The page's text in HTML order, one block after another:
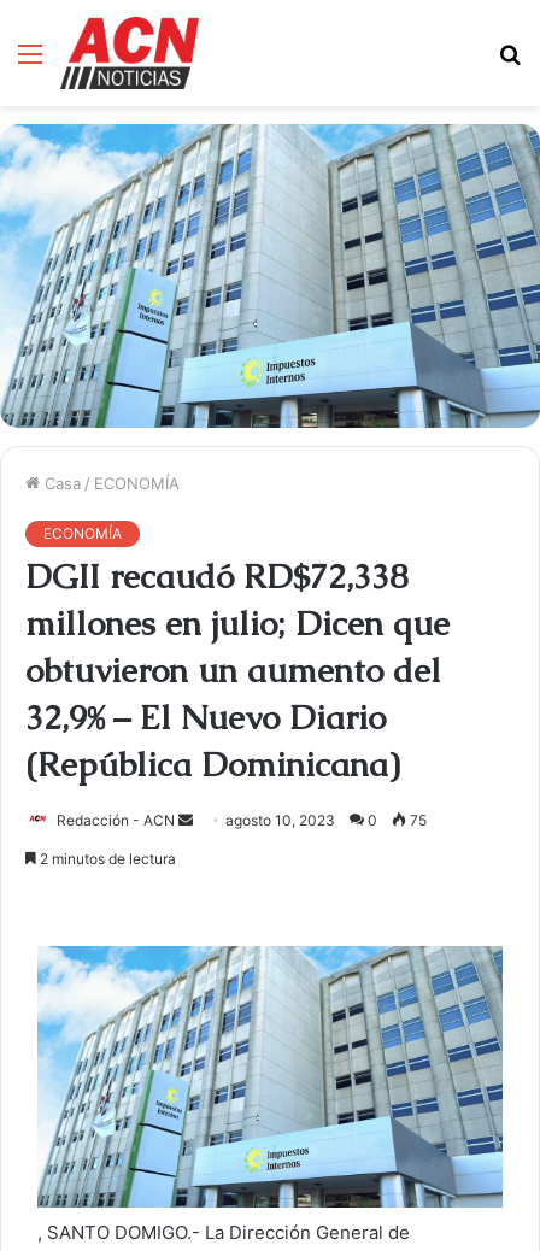
Menú
Casa / ECONOMÍA
ECONOMÍA
DGII recaudó RD$72,338
millones en julio; Dicen que
obtuvieron un aumento del
32,9% – El Nuevo Diario
(República Dominicana)
Redacción - ACN
r
u
n
c
o
r
r
e
o
agosto 10, 2023 0 75
2 minutos de lectura
, SANTO DOMIGO.- La Dirección General de